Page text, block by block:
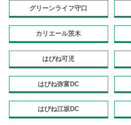
グリーンライフ守口
カリエール茨木
はぴね可児
はぴね弥富DC
はぴね江坂DC